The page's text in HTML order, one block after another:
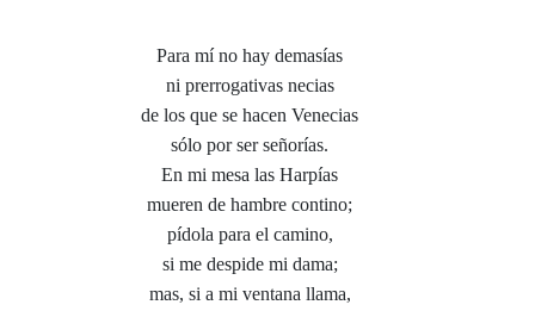
Para mí no hay demasías
ni prerrogativas necias
de los que se hacen Venecias
sólo por ser señorías.
En mi mesa las Harpías
mueren de hambre contino;
pídola para el camino,
si me despide mi dama;
mas, si a mi ventana llama,